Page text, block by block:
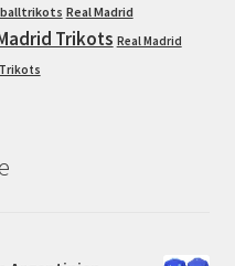
Real Madrid
Trikots Real Madrid